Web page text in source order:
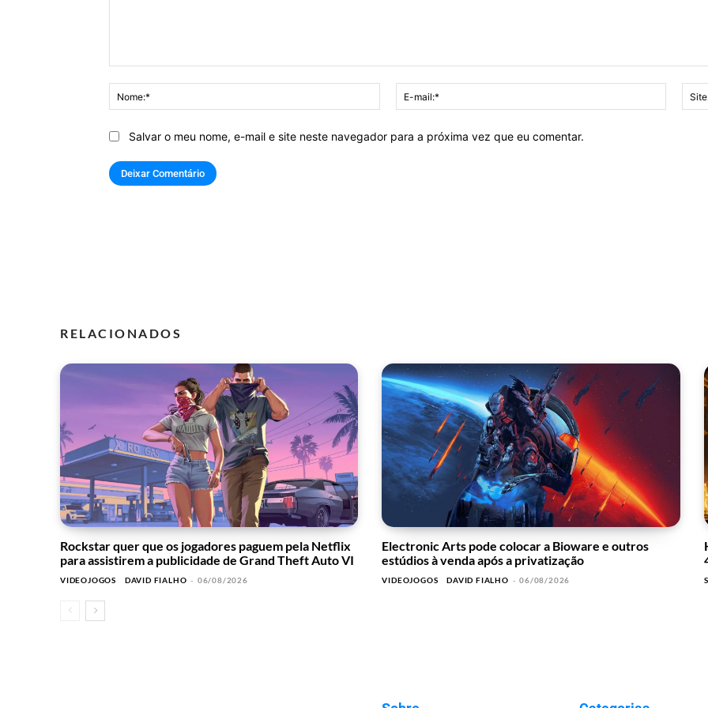
Nome:*
mail:*
Salvar o meu nome, e-mail e site neste navegador para a próxima vez que eu comentar.
RELACIONADOS
Rockstar quer que os jogadores paguem pela Netflix
para assistirem a publicidade de Grand Theft Auto VI
VIDEOJOGOS DAVID FIALHO - 06/08/2026
Electronic Arts pode colocar a Bioware e outros
estúdios à venda após a privatização
VIDEOJOGOS DAVID FIALHO - 06/08/2026